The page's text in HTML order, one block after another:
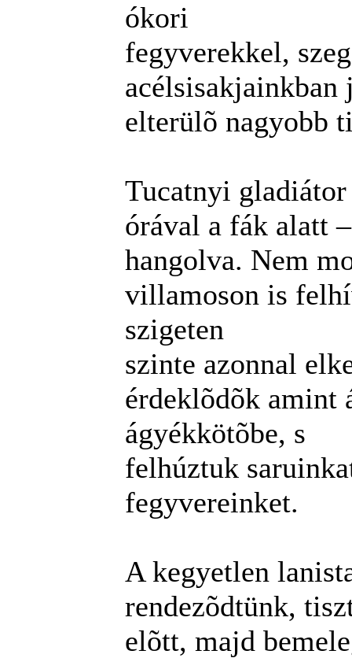
ókori
fegyverekkel,
elterülõ nagyobb
Tucatnyi
órával a fák alatt
hangolva. Nem
villamoson is
szigeten
szinte azonnal
érdeklõdõk amint
ágyékkötõbe, s
felhúztuk
fegyvereinket.
A kegyetlen
rendezõdtünk,
elõtt, majd